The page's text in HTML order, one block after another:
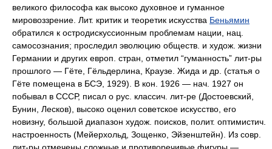
великого философа как высоко духовное и гуманное
мировоззрение. Лит. критик и теоретик искусства Беньямин
обратился к остродискуссионным проблемам нации, нац.
самосознания; проследил эволюцию обществ. и худож. жизни
Германии и других европ. стран, отметил “гуманность” лит-ры
прошлого — Гёте, Гёльдерлина, Краузе. Жида и др. (статья о
Гёте помещена в БСЭ, 1929). В кон. 1926 — нач. 1927 он
побывал в СССР, писал о рус. классич. лит-ре (Достоевский,
Бунин, Лесков), высоко оценил советское искусство, его
новизну, большой диапазон худож. поисков, полит. оптимистич.
настроенность (Мейерхольд, Зощенко, Эйзенштейн). Из совр.